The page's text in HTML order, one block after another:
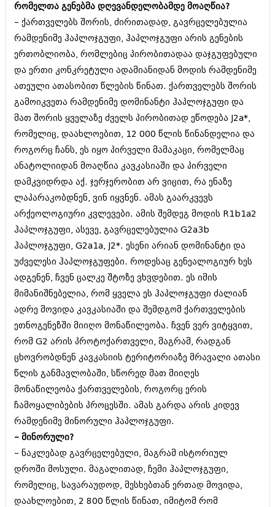
ოქტომბერი 2009 (382)
სექტემბერი 2009 (541)
აგვისტო 2009 (14)
ივლისი 2009 (118)
თებერვალი 0216 (1)
დეკემბერი 0215 (1)
ოქტომბერი 0215 (1)
აგვისტო 0215 (2)
აგვისტო 0212 (1)
ივნისი 0212 (2)
ნოემბერი 0201 (1)
რომელთა გენებმა დღევანდელობამდე მოაღწია?
– ქართველებს შორის, ძირითადად, გავრცელებულია
რამდენიმე ჰაპლოჯგუფი, ჰაპლოჯგუფი არის გენების
ერთობლიობა, რომლებიც პირობითადაა დაჯგუფებული
და ერთი კონკრეტული ადამიანიდან მოდის რამდენიმე
ათეული ათასობით წლების წინათ. ქართველებს შორის
გამოიკვეთა რამდენიმე დომინანტი ჰაპლოჯგუფი და
მათ შორის ყველაზე ძველს პირობითად ეწოდება J2a*,
რომელიც, დაახლოებით, 12 000 წლის წინანდელია და
როგორც ჩანს, ეს იყო პირველი მამაკაცი, რომელმაც
ანატოლიიდან მოაღწია კავკასიაში და პირველი
დამკვიდრდა აქ. ჯერჯერობით არ ვიცით, რა ენაზე
ლაპარაკობდნენ, ვინ იყვნენ. ამას გაარკვევს
არქეოლოგიური კვლევები. ამის შემდეგ მოდის R1b1a2
ჰაპლოჯგუფი, ასევე, გავრცელებულია G2a3b
ჰაპლოჯგუფი, G2a1a, J2*. ესენი არიან დომინანტი და
უძველესი ჰაპლოჯგუფები. როდესაც გენეალოგიურ ხეს
ადგენენ, ჩვენ ცალკე შტოზე ვხვდებით. ეს იმის
მიმანიშნებელია, რომ ყველა ეს ჰაპლოჯგუფი ძალიან
ადრე მოვიდა კავკასიაში და შემდგომ ქართველების
ეთნოგენეზში მიიღო მონაწილეობა. ჩვენ ვერ ვიტყვით,
რომ G2 არის პროტოქართველი, მაგრამ, რადგან
ცხოვრობდნენ კავკასიის ტერიტორიაზე მრავალი ათასი
წლის განმავლობაში, სწორედ მათ მიიღეს
მონაწილეობა ქართველების, როგორც ერის
ჩამოყალიბების პროცესში. ამას გარდა არის კიდევ
რამდენიმე მინორული ჰაპლოჯგუფი.
– მინორული?
– ნაკლებად გავრცელებული, მაგრამ ისტორიულ
დროში მოსული. მაგალითად, ჩემი ჰაპლოჯგუფი,
რომელიც, სავარაუდოდ, მესხებთან ერთად მოვიდა,
დაახლოებით, 2 800 წლის წინათ, იმიტომ რომ